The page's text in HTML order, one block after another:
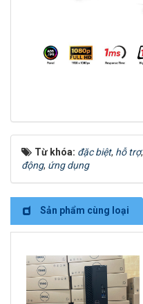
Từ khóa: đặc biệt, hỗ trợ,
động, ứng dụng
Sản phẩm cùng loại